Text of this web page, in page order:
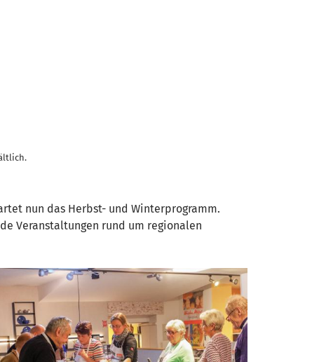
nun das Herbst- und Winterprogramm.
Veranstaltungen rund um regionalen